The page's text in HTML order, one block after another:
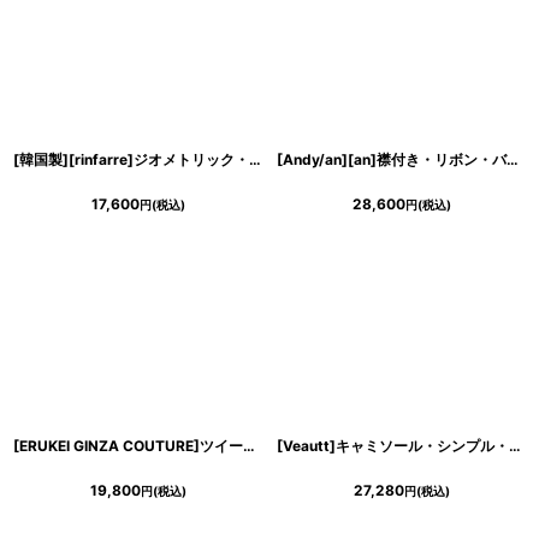
[韓国製][rinfarre]ジオメトリック・プリント・カシュクール・七分袖・マキシ・ミディアムドレス・ラップワンピース[MIRIN着用][送料無料]
17,600円(税込)
[Andy/an][an]襟付き・リボン・バストジップ・ノースリーブ・バイカラー・プリーツ・ワンピース・ミニドレス《送料＆代引き手数料無料》
28,600円(税込)
[ERUKEI GINZA COUTURE]ツイード・ポケット・ノースリーブ・Aライン・シンプル・ミニドレス・ワンピース[黒木麗奈着用][送料無料]
19,800円(税込)
[Veautt]キャミソール・シンプル・肩紐ビジュー・フロントスリット・タイト・ミニドレス・ワンピース《送料＆代引き手数料無料》
27,280円(税込)